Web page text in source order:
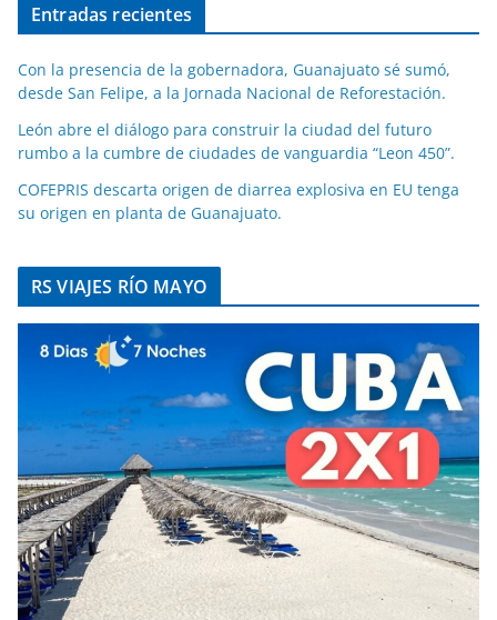
Entradas recientes
Con la presencia de la gobernadora, Guanajuato sé sumó,
desde San Felipe, a la Jornada Nacional de Reforestación.
León abre el diálogo para construir la ciudad del futuro
rumbo a la cumbre de ciudades de vanguardia “Leon 450”.
COFEPRIS descarta origen de diarrea explosiva en EU tenga
su origen en planta de Guanajuato.
RS VIAJES RÍO MAYO